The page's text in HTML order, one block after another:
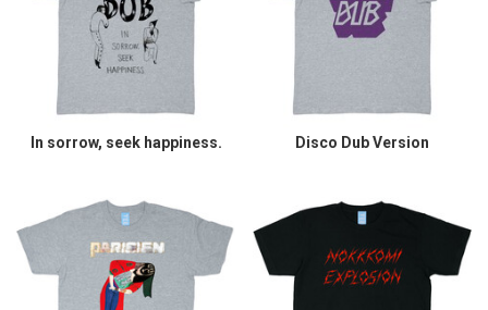
In sorrow, seek happiness. Disco Dub Version